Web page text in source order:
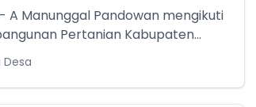
- A Manunggal Pandowan mengikuti
Pertanian Kabupaten...
Desa